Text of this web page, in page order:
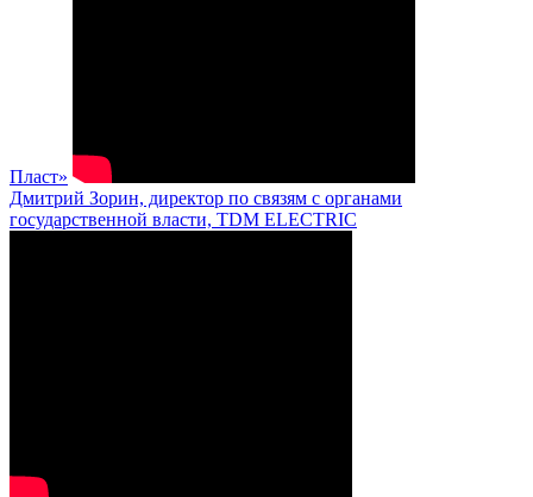
Пласт»
Дмитрий Зорин, директор по связям с органами
государственной власти, TDM ELECTRIC